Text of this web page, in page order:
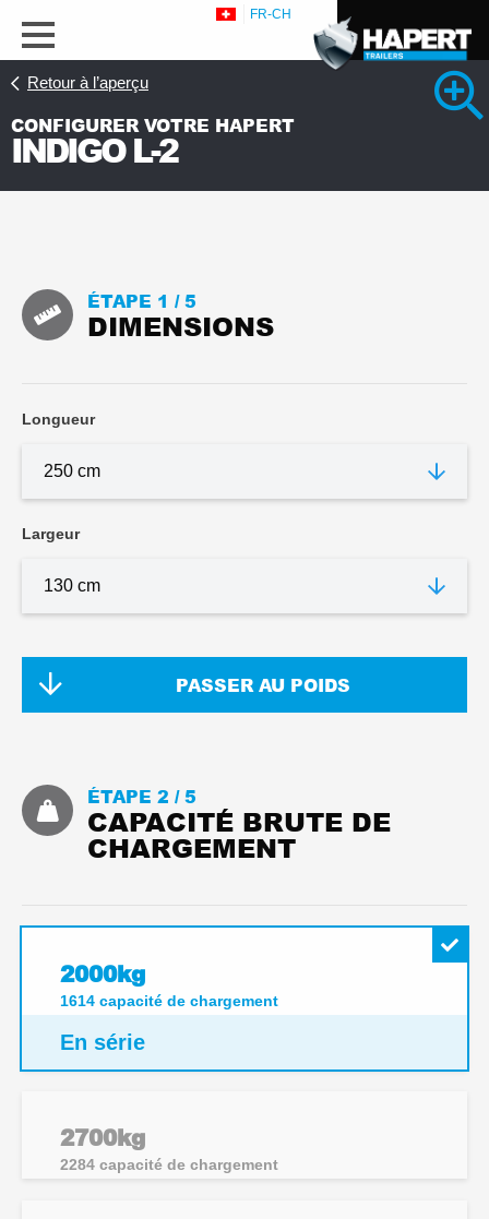
FR-CH
INDIGO L-2
CONFIGURER VOTRE HAPERT
Retour à l’aperçu
Leaflet_fr_Hapert_Indigo_L.pdf
DIMENSIONS
ÉTAPE 1 / 5
Longueur
Largeur
PASSER AU POIDS
CAPACITÉ BRUTE DE
CHARGEMENT
ÉTAPE 2 / 5
2000kg
1614 capacité de chargement
En série
2700kg
2284 capacité de chargement